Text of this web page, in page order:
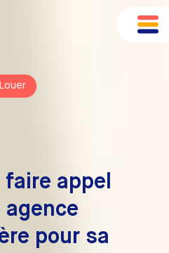
Louer
faire appel
agence
pour sa